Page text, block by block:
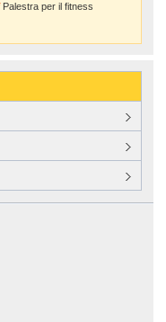
Palestra per il fitness